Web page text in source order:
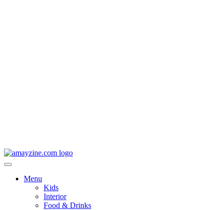
Menu
Kids
Interior
Food & Drinks